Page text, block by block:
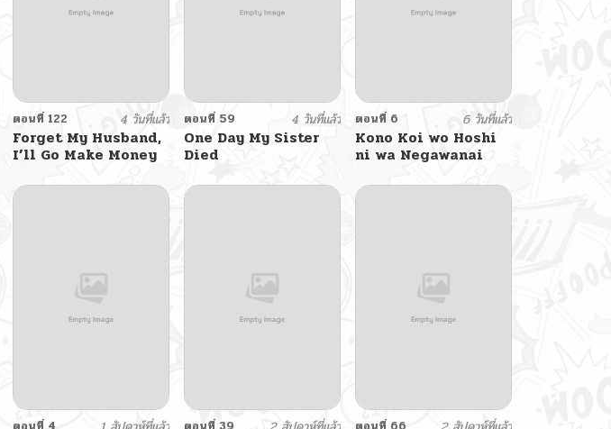
ตอนที่ 122 4 วันที่แล้ว
Forget My Husband,
I’ll Go Make Money
ตอนที่ 59 4 วันที่แล้ว
One Day My Sister
Died
ตอนที่ 6 6 วันที่แล้ว
Kono Koi wo Hoshi
ni wa Negawanai